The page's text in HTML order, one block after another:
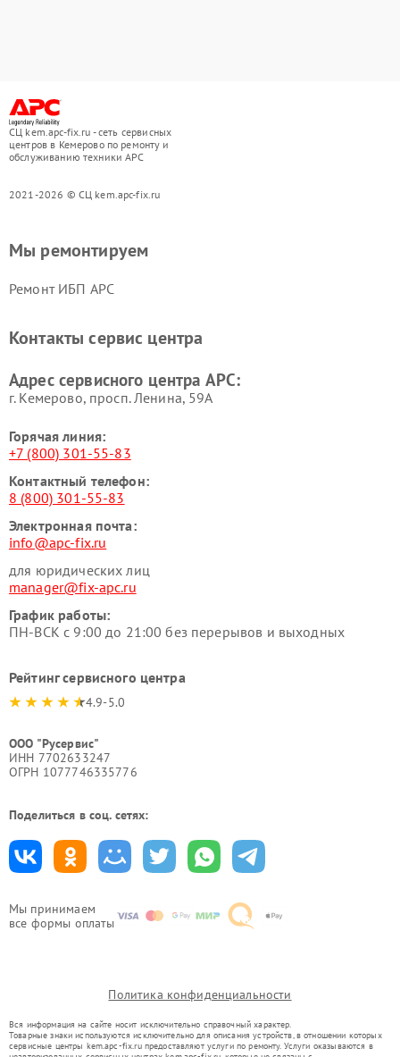
СЦ kem.apc-fix.ru - сеть сервисных
центров в Кемерово по ремонту и
обслуживанию техники APC
2021-2026 © СЦ kem.apc-fix.ru
Мы принимаем
все формы оплаты
Мы ремонтируем
Ремонт ИБП APC
Контакты сервис центра
Адрес сервисного центра APC:
г. Кемерово, просп. Ленина, 59А
Горячая линия:
+7 (800) 301-55-83
Контактный телефон:
8 (800) 301-55-83
Электронная почта:
info@apc-fix.ru
для юридических лиц
manager@fix-apc.ru
График работы:
ПН-ВСК с 9:00 до 21:00 без перерывов и выходных
Рейтинг сервисного центра
4.9-5.0
ООО "Русервис"
ИНН 7702633247
ОГРН 1077746335776
Поделиться в соц. сетях:
Политика конфиденциальности
Вся информация на сайте носит исключительно справочный характер.
Товарные знаки используются исключительно для описания устройств, в отношении которых
сервисные центры kem.apc-fix.ru предоставляют услуги по ремонту. Услуги оказываются в